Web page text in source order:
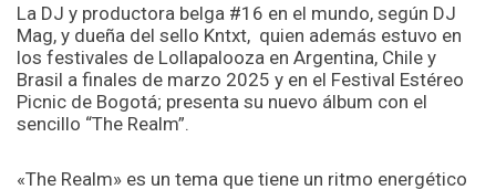
La DJ y productora belga #16 en el mundo, según DJ
Mag, y dueña del sello Kntxt, quien además estuvo en
los festivales de Lollapalooza en Argentina, Chile y
Brasil a finales de marzo 2025 y en el Festival Estéreo
Picnic de Bogotá; presenta su nuevo álbum con el
sencillo “The Realm”.
«The Realm» es un tema que tiene un ritmo energético